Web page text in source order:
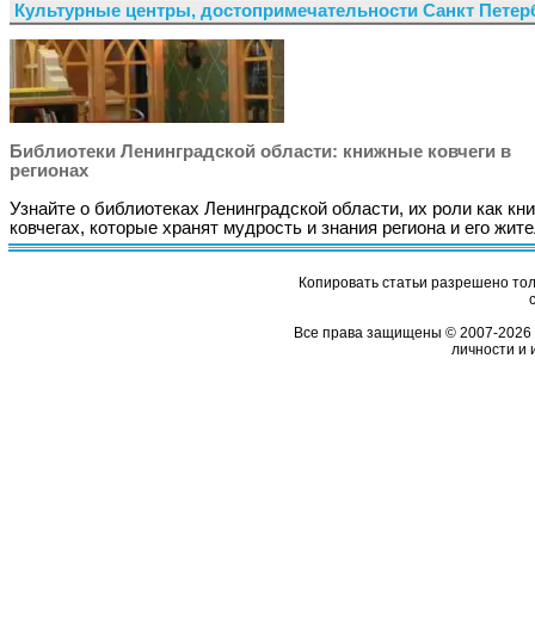
Культурные центры, достопримечательности Санкт
Библиотеки Ленинградской области: книжные ковчеги в
регионах
Узнайте о библиотеках Ленинградской области, их роли как
ковчегах, которые хранят мудрость и знания региона и его
Копировать статьи разрешено
Все права защищены © 2007-2026
личности и